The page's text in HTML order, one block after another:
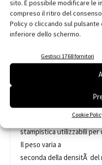
sito. È possibile modificare le
compreso il ritiro del
Policy o cliccando sul
inferiore dello schermo.
Gestisci 1768 fornitori
Cookie
spessore 2,5 kg/mq
produzione
Gaudenzi srl
aspetto e uso
ldisponibile in formati
stampistica utilizzabili per
Il peso varia a
seconda della densitÃ del